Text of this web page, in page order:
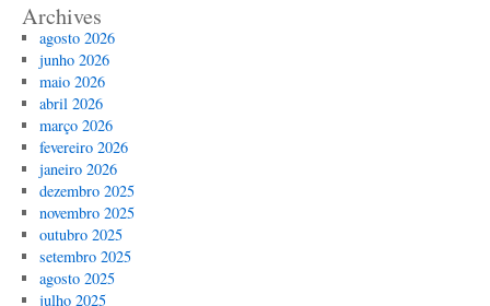
Archives
agosto 2026
junho 2026
maio 2026
abril 2026
março 2026
fevereiro 2026
janeiro 2026
dezembro 2025
novembro 2025
outubro 2025
setembro 2025
agosto 2025
julho 2025